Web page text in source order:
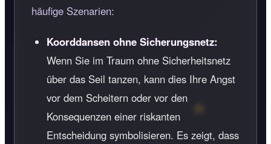
häufige Szenarien:
Koorddansen ohne Sicherungsnetz:
Wenn Sie im Traum ohne Sicherheitsnetz
über das Seil tanzen, kann dies Ihre Angst
vor dem Scheitern oder vor den
Konsequenzen einer riskanten
Entscheidung symbolisieren. Es zeigt, dass